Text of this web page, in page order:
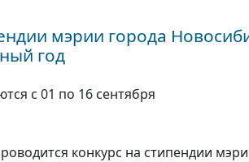
мэрии города
год
с 01 по 16 сентября
конкурс на стипендии